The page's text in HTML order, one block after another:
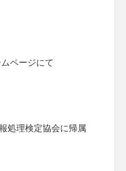
ページにて
処理検定協会に帰属